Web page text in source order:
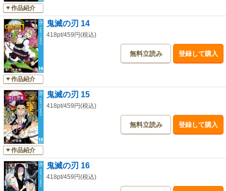
作品紹介
作品紹介
鬼滅の刃 14
418pt/459円(税込)
無料立読み 登録して購入
作品紹介
鬼滅の刃 15
418pt/459円(税込)
無料立読み 登録して購入
鬼滅の刃 16
418pt/459円(税込)